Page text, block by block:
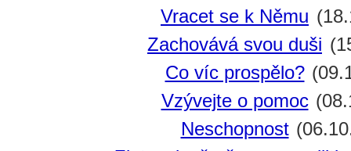
Vracet se k Němu
Zachovává svou duši
Co víc prospělo?
Vzývejte o pomoc
Neschopnost